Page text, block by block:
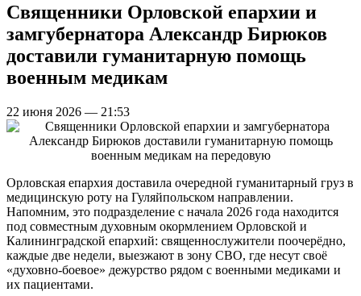
Священники Орловской епархии и
замгубернатора Александр Бирюков
доставили гуманитарную помощь
военным медикам
22 июня 2026 — 21:53
Орловская епархия доставила очередной гуманитарный груз в
медицинскую роту на Гуляйпольском направлении.
Напомним, это подразделение с начала 2026 года находится
под совместным духовным окормлением Орловской и
Калининградской епархий: священнослужители поочерёдно,
каждые две недели, выезжают в зону СВО, где несут своё
«духовно-боевое» дежурство рядом с военными медиками и
их пациентами.